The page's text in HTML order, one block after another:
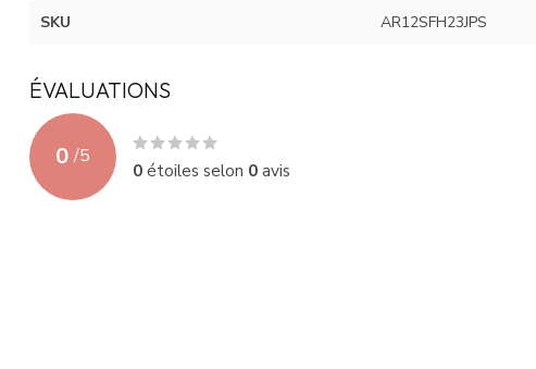
SKU AR12SFH23JPS
ÉVALUATIONS
0 /5
0étoiles selon 0avis